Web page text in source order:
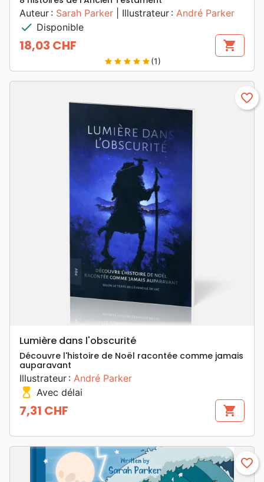
Auteur : Sarah Parker | Illustrateur : André Parker
check Disponible
Prix
18,03 CHF shopping_cart
star star star star star(1)
favorite_border
Lumière dans l'obscurité
Découvre l'histoire de Noël racontée comme jamais
auparavant
Illustrateur : André Parker
hourglass_top Avec délai
Prix
7,31 CHF shopping_cart
favorite_border